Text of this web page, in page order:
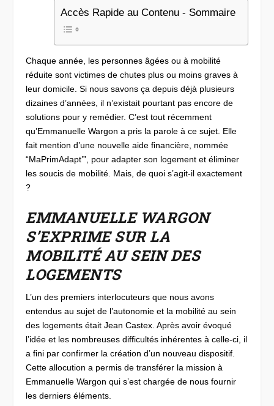
Accès Rapide au Contenu - Sommaire
Chaque année, les personnes âgées ou à mobilité
réduite sont victimes de chutes plus ou moins graves à
leur domicile. Si nous savons ça depuis déjà plusieurs
dizaines d’années, il n’existait pourtant pas encore de
solutions pour y remédier. C’est tout récemment
qu’Emmanuelle Wargon a pris la parole à ce sujet. Elle
fait mention d’une nouvelle aide financière, nommée
“MaPrimAdapt’”, pour adapter son logement et éliminer
les soucis de mobilité. Mais, de quoi s’agit-il exactement
?
​EMMANUELLE WARGON
S’EXPRIME SUR LA
MOBILITÉ AU SEIN DES
LOGEMENTS
L’un des premiers interlocuteurs que nous avons
entendus au sujet de l’autonomie et la mobilité au sein
des logements était Jean Castex. Après avoir évoqué
l’idée et les nombreuses difficultés inhérentes à celle-ci, il
a fini par confirmer la création d’un nouveau dispositif.
Cette allocution a permis de transférer la mission à
Emmanuelle Wargon qui s’est chargée de nous fournir
les derniers éléments.